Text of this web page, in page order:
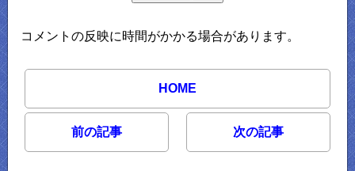
コメントの反映に時間がかかる場合があります。
HOME
前の記事 次の記事